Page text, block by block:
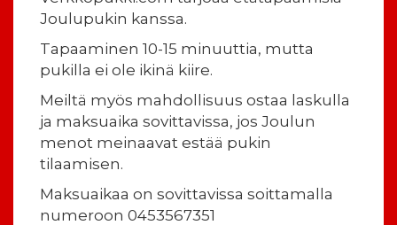
Joulupukin kanssa.
Tapaaminen 10-15 minuuttia, mutta
pukilla ei ole ikinä kiire.
Meiltä myös mahdollisuus ostaa laskulla
ja maksuaika sovittavissa, jos Joulun
menot meinaavat estää pukin
tilaamisen.
Maksuaikaa on sovittavissa soittamalla
numeroon 0453567351